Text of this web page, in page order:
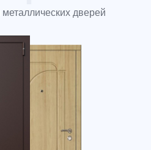
дверей